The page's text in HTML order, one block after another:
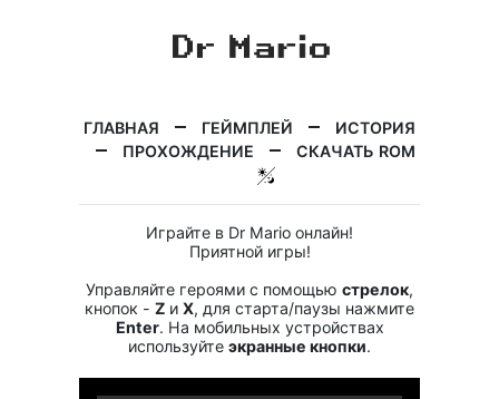
ГЛАВНАЯ ГЕЙМПЛЕЙ
ИСТОРИЯ
ПРОХОЖДЕНИЕ
СКАЧАТЬ ROM
Играйте в Dr Mario онлайн!
Приятной игры!
Управляйте героями с помощью стрелок,
кнопок - Z и X, для старта/паузы нажмите
Enter. На мобильных устройствах
используйте экранные кнопки.